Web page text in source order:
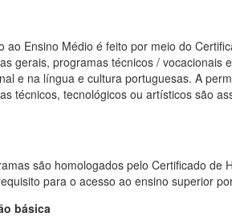
ao Ensino Médio é feito por meio do
gerais, programas técnicos / vocacionais
e na língua e cultura portuguesas. A
técnicos, tecnológicos ou artísticos são
são homologados pelo Certificado de
para o acesso ao ensino superior
básica